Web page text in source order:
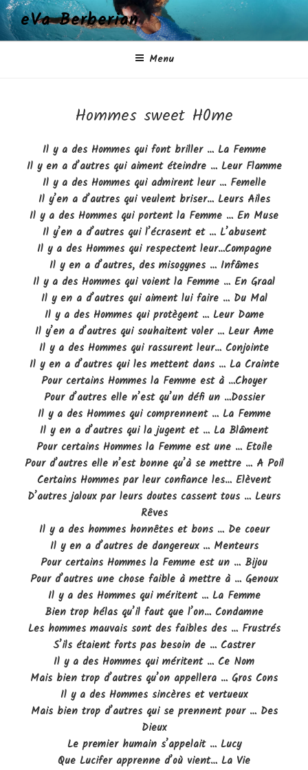
Aller
au
contenu
eVa Berberian
Menu
Hommes sweet H0me
Il y a des Hommes qui font briller … La Femme
Il y en a d’autres qui aiment éteindre … Leur Flamme
Il y a des Hommes qui admirent leur … Femelle
Il y’en a d’autres qui veulent briser… Leurs Ailes
Il y a des Hommes qui portent la Femme … En Muse
Il y’en a d’autres qui l’écrasent et … L’abusent
Il y a des Hommes qui respectent leur…Compagne
Il y en a d’autres, des misogynes … Infâmes
Il y a des Hommes qui voient la Femme … En Graal
Il y en a d’autres qui aiment lui faire … Du Mal
Il y a des Hommes qui protègent … Leur Dame
Il y’en a d’autres qui souhaitent voler … Leur Ame
Il y a des Hommes qui rassurent leur… Conjointe
Il y en a d’autres qui les mettent dans … La Crainte
Pour certains Hommes la Femme est à …Choyer
Pour d’autres elle n’est qu’un défi un …Dossier
Il y a des Hommes qui comprennent … La Femme
Il y en a d’autres qui la jugent et … La Blâment
Pour certains Hommes la Femme est une … Etoile
Pour d’autres elle n’est bonne qu’à se mettre … A Poil
Certains Hommes par leur confiance les… Elèvent
D’autres jaloux par leurs doutes cassent tous … Leurs
Rêves
Il y a des hommes honnêtes et bons … De coeur
Il y en a d’autres de dangereux … Menteurs
Pour certains Hommes la Femme est un … Bijou
Pour d’autres une chose faible à mettre à … Genoux
Il y a des Hommes qui méritent … La Femme
Bien trop hélas qu’il faut que l’on… Condamne
Les hommes mauvais sont des faibles des … Frustrés
S’ils étaient forts pas besoin de … Castrer
Il y a des Hommes qui méritent … Ce Nom
Mais bien trop d’autres qu’on appellera … Gros Cons
Il y a des Hommes sincères et vertueux
Mais bien trop d’autres qui se prennent pour … Des
Dieux
Le premier humain s’appelait … Lucy
Que Lucifer apprenne d’où vient… La Vie